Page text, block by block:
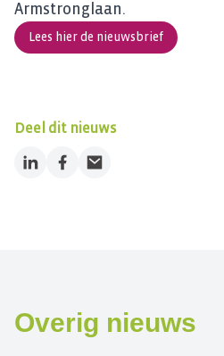
Armstronglaan.
Lees hier de nieuwsbrief
Deel dit nieuws
LinkedInFacebook
Email
Overig nieuws